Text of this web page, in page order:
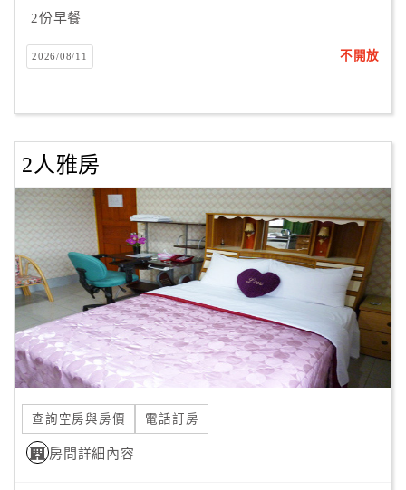
員
戶
客
服
聯
單
Line
線
客
服
紅
利
查
2份早餐
2026/08/11 不開放
2人雅房
查詢空房與房價 電話訂房
房間詳細內容